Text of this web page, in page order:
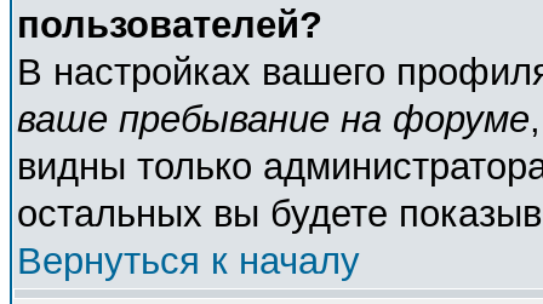
пользователей?
В настройках вашего
ваше пребывание на форуме
видны только
остальных вы будете
Вернуться к началу